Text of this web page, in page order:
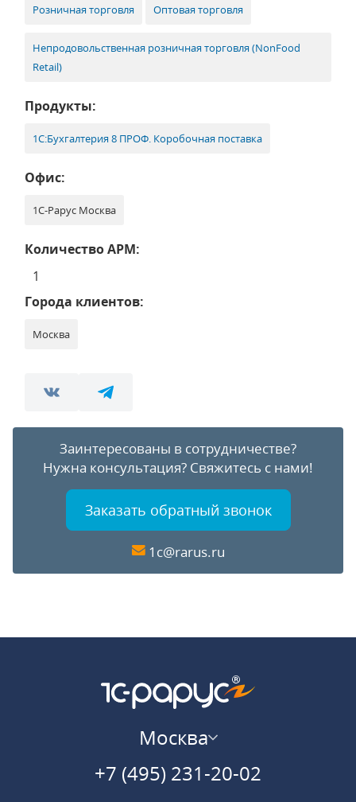
Розничная торговля Оптовая торговля
Непродовольственная розничная торговля (NonFood
Retail)
Продукты:
1С:Бухгалтерия 8 ПРОФ. Коробочная поставка
Офис:
1С-Рарус Москва
Количество АРМ:
1
Города клиентов:
Москва
Заинтересованы в сотрудничестве?
Нужна консультация? Свяжитесь с нами!
Заказать обратный звонок
1c@rarus.ru
Москва
+7 (495) 231-20-02